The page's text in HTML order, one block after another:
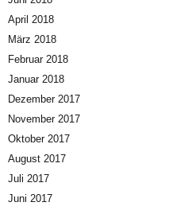
April 2018
März 2018
Februar 2018
Januar 2018
Dezember 2017
November 2017
Oktober 2017
August 2017
Juli 2017
Juni 2017